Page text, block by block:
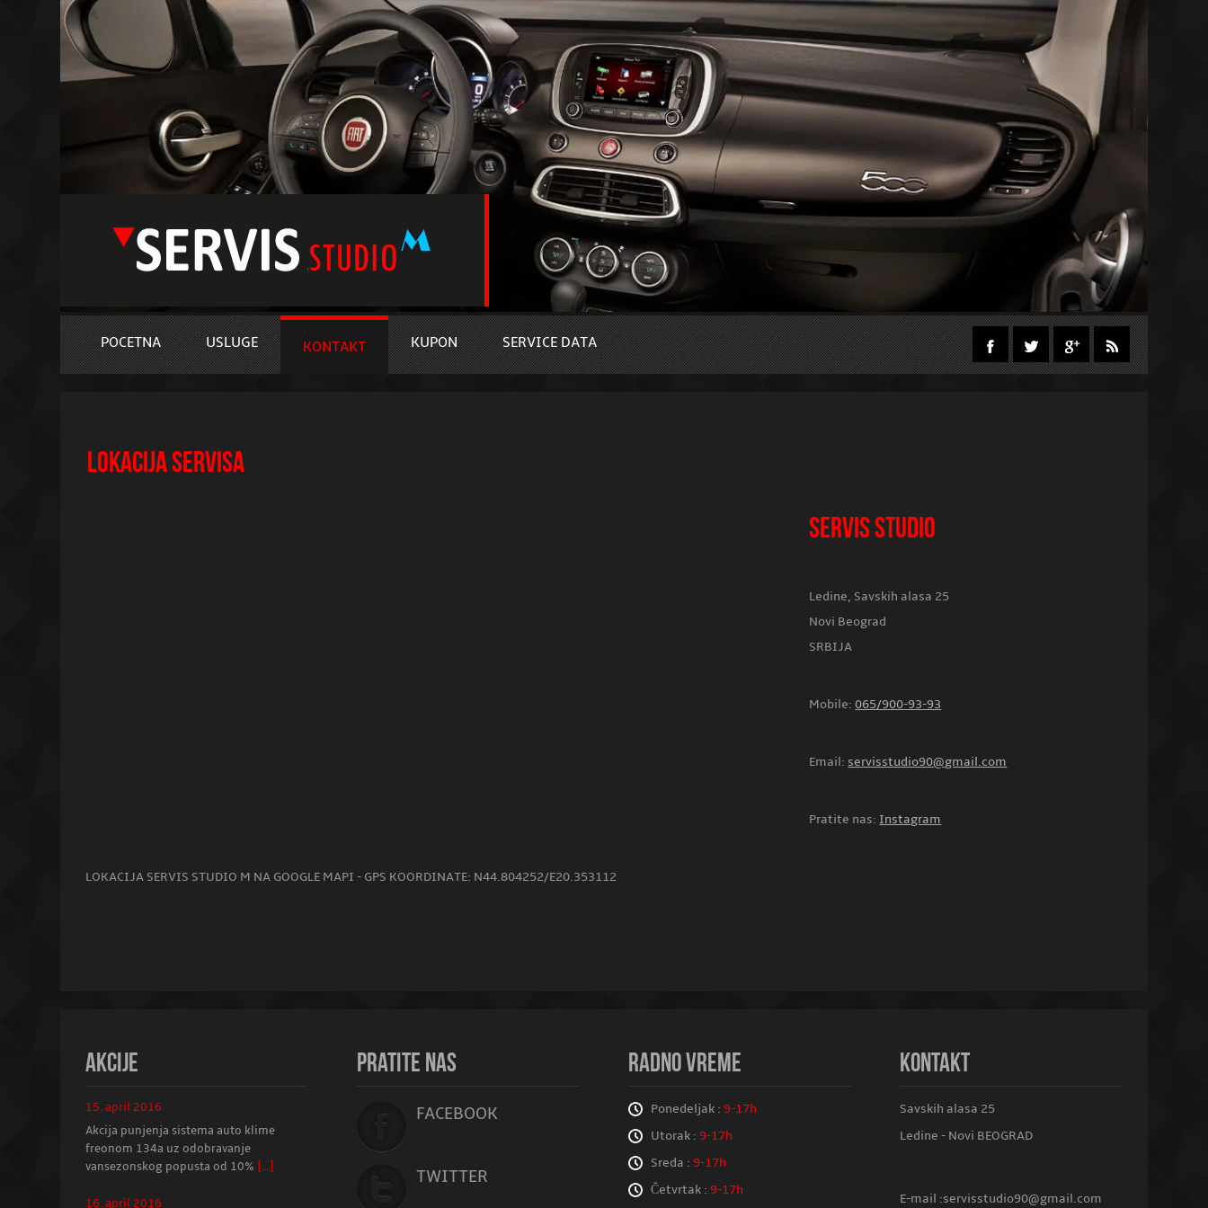
POCETNA USLUGE KONTAKT KUPON SERVICE DATA
LOKACIJA SERVISA
LOKACIJA SERVIS STUDIO M NA GOOGLE MAPI - GPS KOORDINATE: N44.804252/E20.353112
SERVIS STUDIO
Ledine, Savskih alasa 25
Novi Beograd
SRBIJA
Mobile:065/900-93-93
Email: servisstudio90@gmail.com
Pratite nas: Instagram
AKCIJE
15. april 2016
Akcija punjenja sistema auto klime
freonom 134a uz odobravanje
vansezonskog popusta od 10%
[...]
16. april 2016
PRATITE NAS
FACEBOOK
TWITTER
RADNO VREME
Ponedeljak :9-17h
Utorak :9-17h
Sreda :9-17h
Četvrtak :9-17h
KONTAKT
Savskih alasa 25
Ledine - Novi BEOGRAD
E-mail :servisstudio90@gmail.com